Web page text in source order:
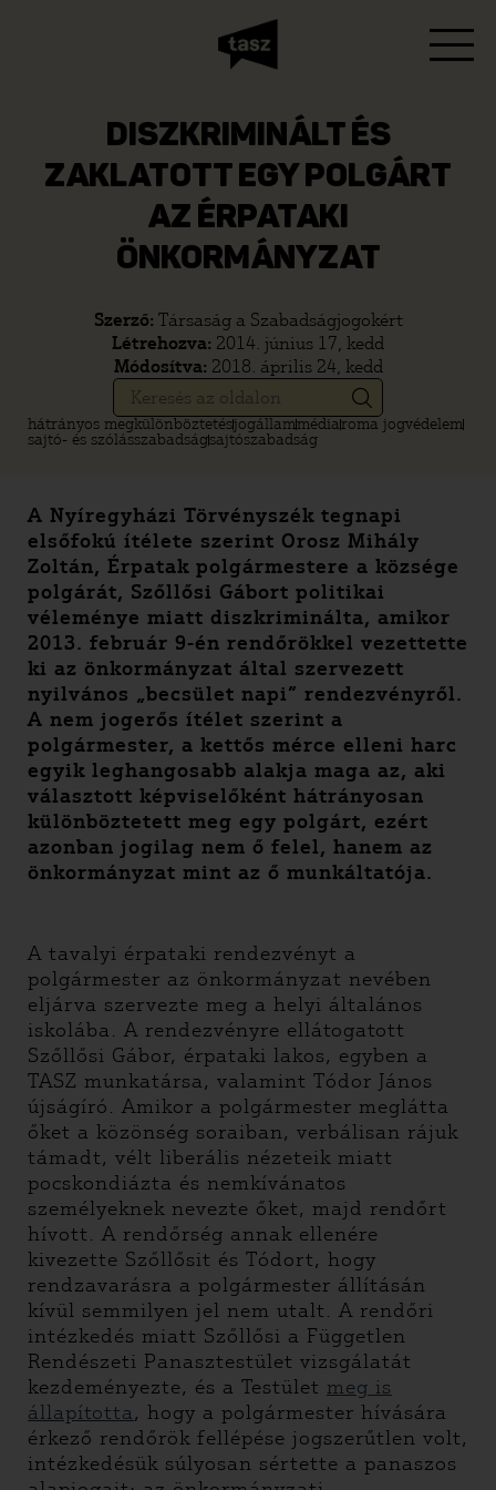
DISZKRIMINÁLT ÉS
ZAKLATOTT EGY POLGÁRT
AZ ÉRPATAKI
ÖNKORMÁNYZAT
Szerző: Társaság a Szabadságjogokért
Létrehozva: 2014. június 17, kedd
Módosítva: 2018. április 24, kedd
hátrányos megkülönböztetésjogállammédiaroma jogvédelem
sajtó- és szólásszabadságsajtószabadság
A Nyíregyházi Törvényszék tegnapi
elsőfokú ítélete szerint Orosz Mihály
Zoltán, Érpatak polgármestere a községe
polgárát, Szőllősi Gábort politikai
véleménye miatt diszkriminálta, amikor
2013. február 9-én rendőrökkel vezettette
ki az önkormányzat által szervezett
nyilvános „becsület napi” rendezvényről.
A nem jogerős ítélet szerint a
polgármester, a kettős mérce elleni harc
egyik leghangosabb alakja maga az, aki
választott képviselőként hátrányosan
különböztetett meg egy polgárt, ezért
azonban jogilag nem ő felel, hanem az
önkormányzat mint az ő munkáltatója.
A tavalyi érpataki rendezvényt a
polgármester az önkormányzat nevében
eljárva szervezte meg a helyi általános
iskolába. A rendezvényre ellátogatott
Szőllősi Gábor, érpataki lakos, egyben a
TASZ munkatársa, valamint Tódor János
újságíró. Amikor a polgármester meglátta
őket a közönség soraiban, verbálisan rájuk
támadt, vélt liberális nézeteik miatt
pocskondiázta és nemkívánatos
személyeknek nevezte őket, majd rendőrt
hívott. A rendőrség annak ellenére
kivezette Szőllősit és Tódort, hogy
rendzavarásra a polgármester állításán
kívül semmilyen jel nem utalt. A rendőri
intézkedés miatt Szőllősi a Független
Rendészeti Panasztestület vizsgálatát
kezdeményezte, és a Testület meg is
állapította, hogy a polgármester hívására
érkező rendőrök fellépése jogszerűtlen volt,
intézkedésük súlyosan sértette a panaszos